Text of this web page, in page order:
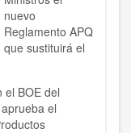
nuevo
Reglamento APQ
que sustituirá el
el BOE del
el